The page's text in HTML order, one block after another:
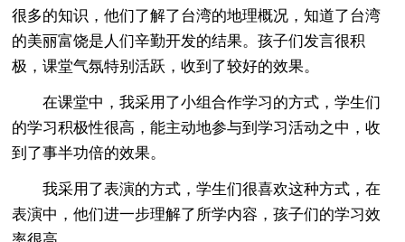
很多的知识，他们了解了台湾的地理概况，知道了台湾
的美丽富饶是人们辛勤开发的结果。孩子们发言很积
极，课堂气氛特别活跃，收到了较好的效果。
在课堂中，我采用了小组合作学习的方式，学生们
的学习积极性很高，能主动地参与到学习活动之中，收
到了事半功倍的效果。
我采用了表演的方式，学生们很喜欢这种方式，在
表演中，他们进一步理解了所学内容，孩子们的学习效